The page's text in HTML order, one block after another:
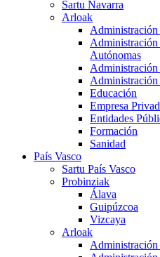
Sartu Navarra
Arloak
Administración
Administración
Autónomas
Administración
Educación
Empresa
Entidades
Formación
Sanidad
País Vasco
Sartu País Vasco
Probinziak
Álava
Guipúzcoa
Vizcaya
Arloak
Administración